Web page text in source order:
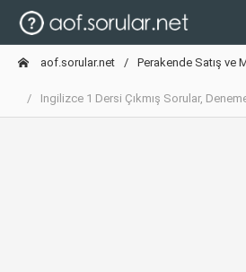
aof.sorular.net Perakende Satış ve
Ingilizce 1 Dersi Çıkmış Sorular,